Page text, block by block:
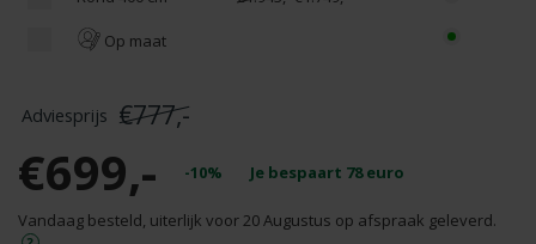
Op maat
€777,-
€699,- -10% Je bespaart 78euro
Vandaag besteld, uiterlijk voor 20 Augustus op afspraak geleverd.